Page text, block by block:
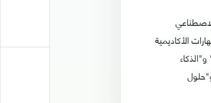
الاصطناعي
الأكاديمية